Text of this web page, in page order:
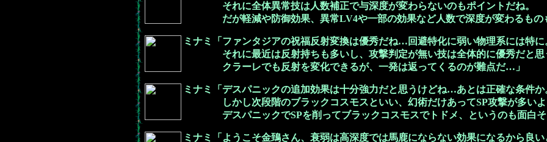
それに全体異常技は人数補正で与深度が変わらないのもポイントだね。
だが軽減や防御効果、異常LV4や一部の効果など人数で深度が変わるもの
ミナミ「ファンタジアの祝福反射変換は優秀だね…回避特化に弱い物理系には特に
それに最近は反射持ちも多いし、攻撃判定が無い技は全体的に優秀だと思
クラーレでも反射を変化できるが、一発は返ってくるのが難点だ…」
ミナミ「デスパニックの追加効果は十分強力だと思うけどね…あとは正確な条件か
しかし次段階のブラックコスモスといい、幻術だけあってSP攻撃が多いよ
デスパニックでSPを削ってブラックコスモスでトドメ、というのも面白そ
ミナミ「ようこそ金鵄さん、衰弱は高深度では馬鹿にならない効果になるから良